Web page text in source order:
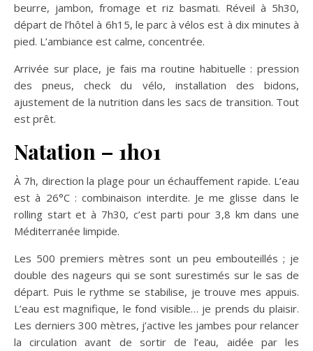
beurre, jambon, fromage et riz basmati. Réveil à 5h30,
départ de l’hôtel à 6h15, le parc à vélos est à dix minutes à
pied. L’ambiance est calme, concentrée.
Arrivée sur place, je fais ma routine habituelle : pression
des pneus, check du vélo, installation des bidons,
ajustement de la nutrition dans les sacs de transition. Tout
est prêt.
Natation – 1h01
À 7h, direction la plage pour un échauffement rapide. L’eau
est à 26°C : combinaison interdite. Je me glisse dans le
rolling start et à 7h30, c’est parti pour 3,8 km dans une
Méditerranée limpide.
Les 500 premiers mètres sont un peu embouteillés ; je
double des nageurs qui se sont surestimés sur le sas de
départ. Puis le rythme se stabilise, je trouve mes appuis.
L’eau est magnifique, le fond visible… je prends du plaisir.
Les derniers 300 mètres, j’active les jambes pour relancer
la circulation avant de sortir de l’eau, aidée par les